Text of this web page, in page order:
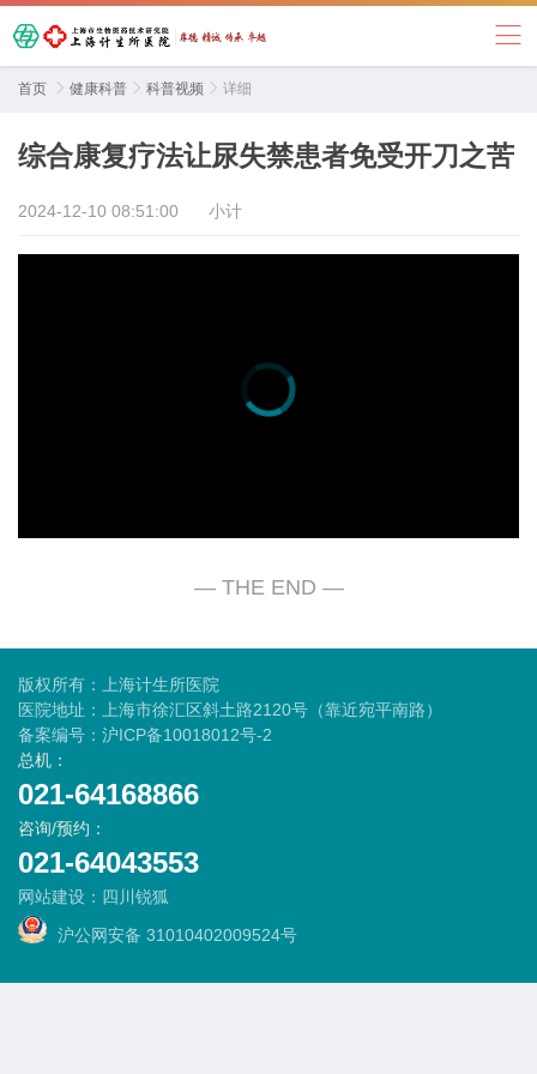
首页  健康科普  科普视频  详细
综合康复疗法让尿失禁患者免受开刀之苦
2024-12-10 08:51:00 小计
版权所有：上海计生所医院
医院地址：上海市徐汇区斜土路2120号（靠近宛平南路）
备案编号： 沪ICP备10018012号-2
总机：
021-64168866
咨询/预约：
021-64043553
网站建设 ： 四川锐狐
沪公网安备 31010402009524号